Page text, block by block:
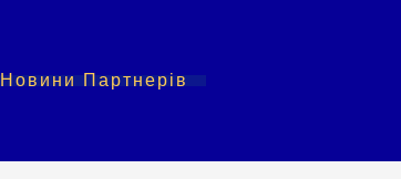
Новини Партнерів